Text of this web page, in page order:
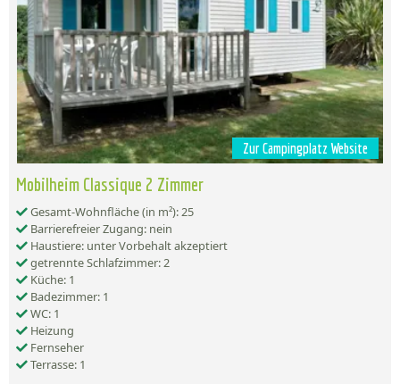
Zur Campingplatz Website
Mobilheim Classique 2 Zimmer
Gesamt-Wohnfläche (in m²): 25
Barrierefreier Zugang: nein
Haustiere: unter Vorbehalt akzeptiert
getrennte Schlafzimmer: 2
Küche: 1
Badezimmer: 1
WC: 1
Heizung
Fernseher
Terrasse: 1